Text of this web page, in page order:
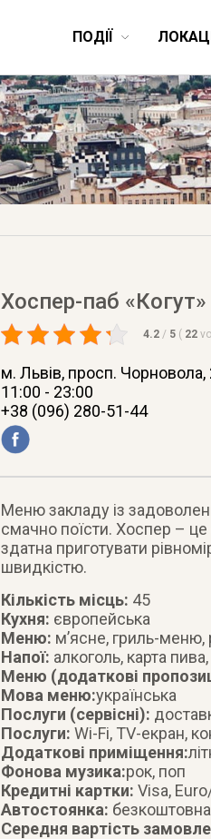
ПОДІЇ
Хоспер-паб «Когут»
4.2 / 5 ( 22
м. Львів, просп. Чорновола,
11:00 - 23:00
+38 (096) 280-51-44
Меню закладу із
смачно поїсти. Хоспер – це
здатна приготувати
швидкістю.
Кількість місць: 45
Кухня: європейська
Меню: м’ясне, гриль-меню,
Напої: алкоголь, карта
Меню (додаткові
Мова меню:українська
Послуги (сервісні):
Послуги: Wi-Fi, ТV-екран,
Додаткові приміщення:
Фонова музика:рок, поп
Кредитні картки: Visa,
Автостоянка: безкоштовна
Середня вартість